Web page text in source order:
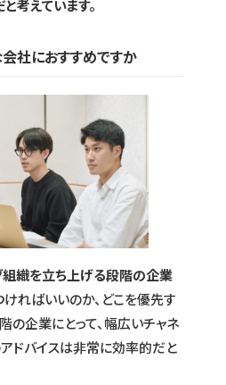
考えています。
社におすすめですか
組織を立ち上げる段階の企業
ればいいのか、どこを優先す
の企業にとって、幅広いチャネ
ドバイスは非常に効率的だと